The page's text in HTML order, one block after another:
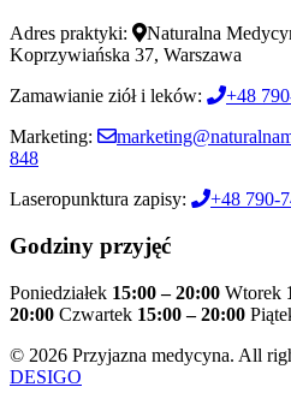
Adres praktyki:
Naturalna
Koprzywiańska 37, Warszawa
Zamawianie ziół i leków:
+48
Marketing:
848
Laseropunktura zapisy:
+48 790-
Godziny przyjęć
Poniedziałek 15:00 – 20:00 Wtorek
20:00 Czwartek 15:00 – 20:00
© 2026 Przyjazna medycyna. All
DESIGO